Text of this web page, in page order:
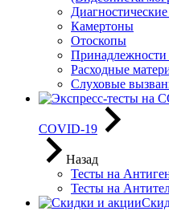
Камертоны
Отоскопы
Принадлежности
Расходные
Слуховые
COVID-19
Назад
Тесты на
Тесты на